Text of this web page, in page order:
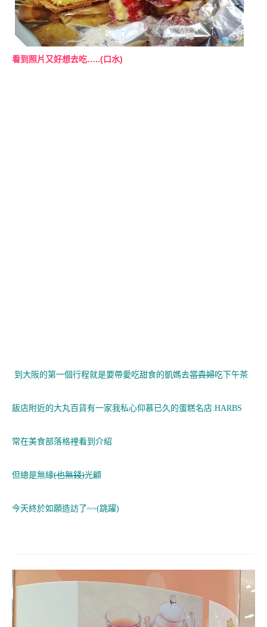
看到照片又好想去吃…..(口水)
到大阪的第一個行程就是要帶愛吃甜食的凱媽去當貴婦吃下午茶
飯店附近的大丸百貨有一家我私心仰慕已久的蛋糕名店:HARBS
常在美食部落格裡看到介紹
但總是無緣(也無錢)光顧
今天終於如願造訪了~~(跳躍)